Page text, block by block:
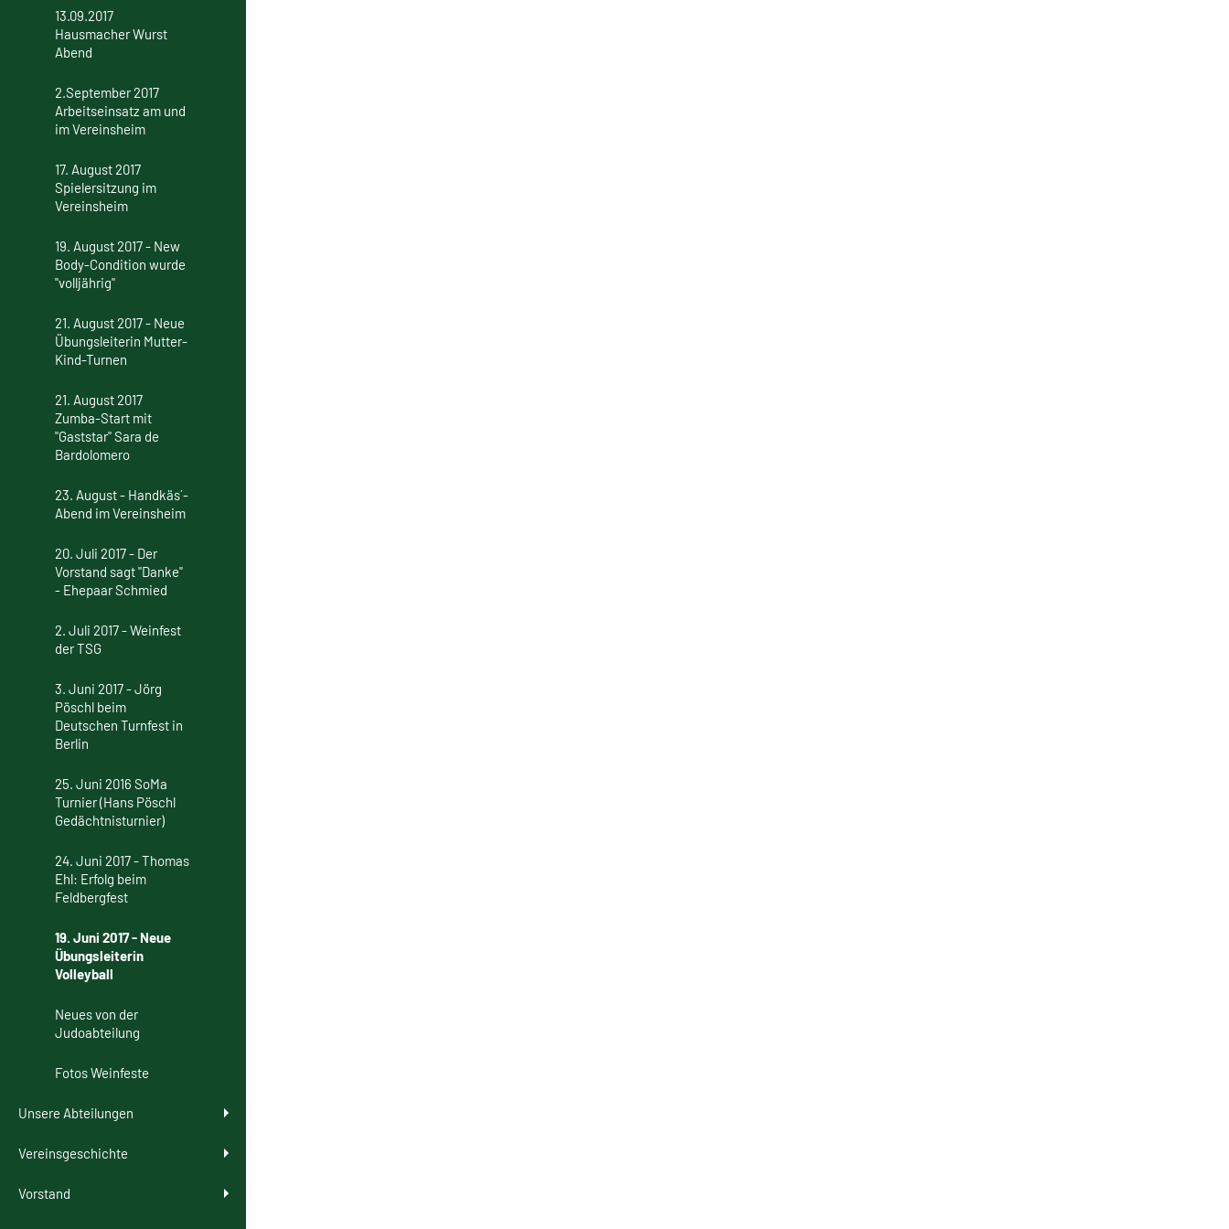
13.09.2017
Hausmacher Wurst
Abend
2.September 2017
Arbeitseinsatz am und
im Vereinsheim
17. August 2017
Spielersitzung im
Vereinsheim
19. August 2017 - New
Body-Condition wurde
"volljährig"
21. August 2017 - Neue
Übungsleiterin Mutter-
Kind-Turnen
21. August 2017
Zumba-Start mit
"Gaststar" Sara de
Bardolomero
23. August - Handkäs´-
Abend im Vereinsheim
20. Juli 2017 - Der
Vorstand sagt "Danke"
- Ehepaar Schmied
2. Juli 2017 - Weinfest
der TSG
3. Juni 2017 - Jörg
Pöschl beim
Deutschen Turnfest in
Berlin
25. Juni 2016 SoMa
Turnier (Hans Pöschl
Gedächtnisturnier)
24. Juni 2017 - Thomas
Ehl: Erfolg beim
Feldbergfest
19. Juni 2017 - Neue
Übungsleiterin
Volleyball
Neues von der
Judoabteilung
Fotos Weinfeste
Unsere Abteilungen
Vereinsgeschichte
Vorstand